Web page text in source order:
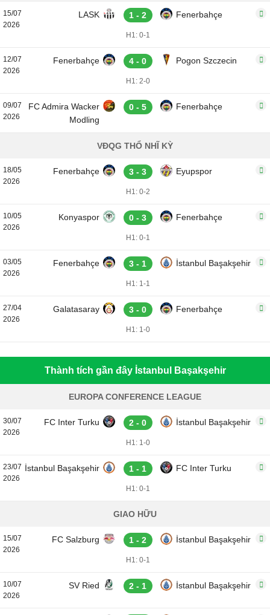
15/07
2026
LASK 1 - 2 Fenerbahçe
H1: 0-1
12/07
2026
Fenerbahçe 4 - 0 Pogon Szczecin
H1: 2-0
09/07
2026
FC Admira Wacker
Modling
0 - 5 Fenerbahçe
VĐQG THỔ NHĨ KỲ
18/05
2026
Fenerbahçe 3 - 3 Eyupspor
H1: 0-2
10/05
2026
Konyaspor 0 - 3 Fenerbahçe
H1: 0-1
03/05
2026
Fenerbahçe 3 - 1 İstanbul Başakşehir
H1: 1-1
27/04
2026
Galatasaray 3 - 0 Fenerbahçe
H1: 1-0
Thành tích gần đây İstanbul Başakşehir
EUROPA CONFERENCE LEAGUE
30/07
2026
FC Inter Turku 2 - 0 İstanbul Başakşehir
H1: 1-0
23/07
2026
İstanbul Başakşehir 1 - 1 FC Inter Turku
H1: 0-1
GIAO HỮU
15/07
2026
FC Salzburg 1 - 2 İstanbul Başakşehir
H1: 0-1
10/07
2026
SV Ried 2 - 1 İstanbul Başakşehir